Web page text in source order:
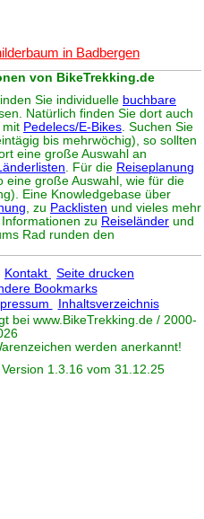
in Badbergen
von BikeTrekking.de
Sie individuelle buchbare
Natürlich finden Sie dort auch
mit Pedelecs/E-Bikes. Suchen Sie
bis mehrwöchig), so sollten
eine große Auswahl an
. Für die Reiseplanung
eine große Auswahl, wie für die
Eine Knowledgebase über
, zu Packlisten und vieles mehr
zu Reiseländer und
Rad runden den
Kontakt
Seite drucken
Bookmarks
Inhaltsverzeichnis
bei www. BikeTrekking.de / 2000-
werden anerkannt!
1.3.16 vom 31.12.25